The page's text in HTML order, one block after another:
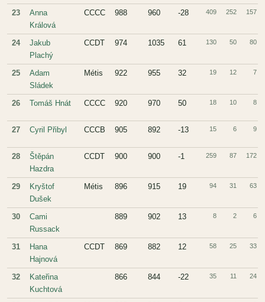
23
Anna
Králová
CCCC 988 960 -28 409 252 157
24
Jakub
Plachý
CCDT 974 1035 61 130 50 80
25
Adam
Sládek
Métis 922 955 32 19 12 7
26 Tomáš Hnát CCCC 920 970 50 18 10 8
27 Cyril Přibyl CCCB 905 892 -13 15 6 9
28
Štěpán
Hazdra
CCDT 900 900 -1 259 87 172
29
Kryštof
Dušek
Métis 896 915 19 94 31 63
30
Cami
Russack
889 902 13 8 2 6
31
Hana
Hajnová
CCDT 869 882 12 58 25 33
32
Kateřina
Kuchtová
866 844 -22 35 11 24